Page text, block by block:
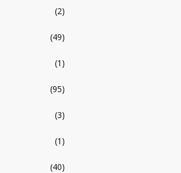
(2)
(49)
(1)
(95)
(3)
(1)
(40)